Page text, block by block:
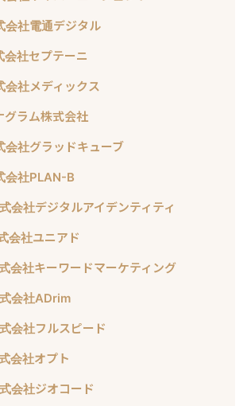
会社電通デジタル
会社セプテーニ
会社メディックス
グラム株式会社
会社グラッドキューブ
会社PLAN-B
会社デジタルアイデンティティ
会社ユニアド
会社キーワードマーケティング
会社ADrim
会社フルスピード
会社オプト
会社ジオコード